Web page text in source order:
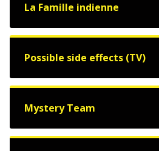
La Famille indienne
Possible side effects (TV)
Mystery Team